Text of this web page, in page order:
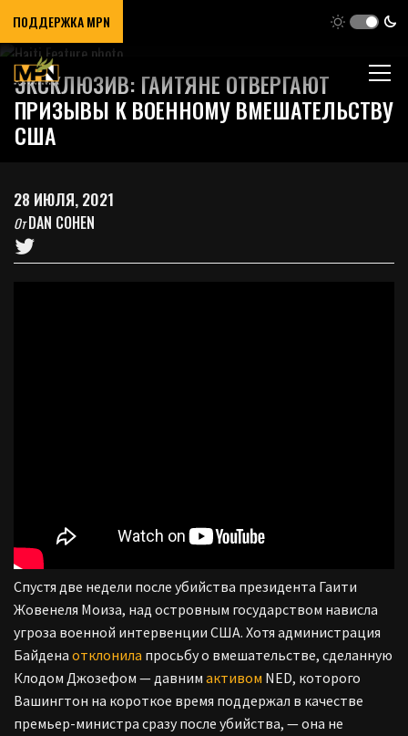
ПОДДЕРЖКА MPN
ЭКСКЛЮЗИВ: ГАИТЯНЕ ОТВЕРГАЮТ
ПРИЗЫВЫ К ВОЕННОМУ ВМЕШАТЕЛЬСТВУ
США
28 ИЮЛЯ, 2021
ОтDAN COHEN
Спустя две недели после убийства президента Гаити
Жовенеля Моиза, над островным государством нависла
угроза военной интервенции США. Хотя администрация
Байдена отклонила просьбу о вмешательстве, сделанную
Клодом Джозефом — давним активом NED, которого
Вашингтон на короткое время поддержал в качестве
премьер-министра сразу после убийства, — она ​​не